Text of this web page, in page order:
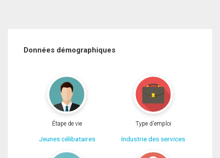
Données démographiques
Étape de vie
Jeunes célibataires
Type d'emploi
Industrie des services